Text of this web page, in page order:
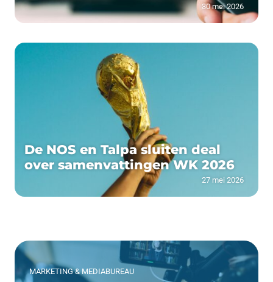
30 mei 2026
De NOS en Talpa sluiten deal
over samenvattingen WK 2026
27 mei 2026
MARKETING & MEDIABUREAU